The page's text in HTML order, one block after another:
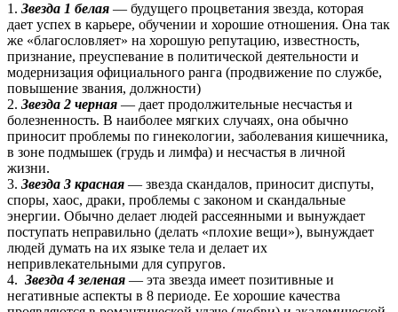
1. Звезда 1 белая — будущего процветания звезда, которая
дает успех в карьере, обучении и хорошие отношения. Она так
же «благословляет» на хорошую репутацию, известность,
признание, преуспевание в политической деятельности и
модернизация официального ранга (продвижение по службе,
повышение звания, должности)
2. Звезда 2 черная — дает продолжительные несчастья и
болезненность. В наиболее мягких случаях, она обычно
приносит проблемы по гинекологии, заболевания кишечника,
в зоне подмышек (грудь и лимфа) и несчастья в личной
жизни.
3. Звезда 3 красная — звезда скандалов, приносит диспуты,
споры, хаос, драки, проблемы с законом и скандальные
энергии. Обычно делает людей рассеянными и вынуждает
поступать неправильно (делать «плохие вещи»), вынуждает
людей думать на их языке тела и делает их
непривлекательными для супругов.
4. Звезда 4 зеленая — эта звезда имеет позитивные и
негативные аспекты в 8 периоде. Ее хорошие качества